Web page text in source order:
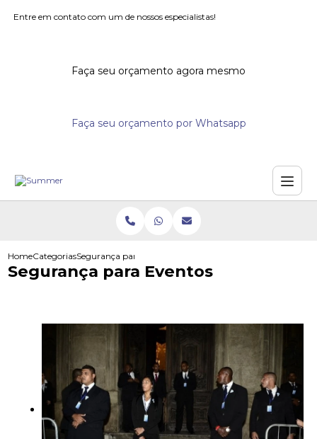
Entre em contato com um de nossos especialistas!
Faça seu orçamento agora mesmo
Faça seu orçamento por Whatsapp
HomeCategoriasSegurança para Eventos
Segurança para Eventos